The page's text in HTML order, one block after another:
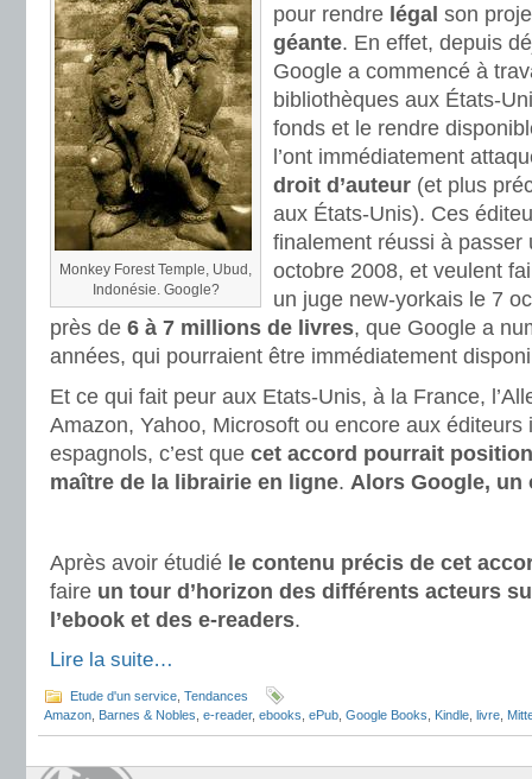
Monkey Forest Temple, Ubud,
Indonésie. Google?
pour rendre légal son
géante. En effet, depuis
Google a commencé à
bibliothèques aux États-
fonds et le rendre
l’ont immédiatement
droit d’auteur (et plus
aux États-Unis). Ces
finalement réussi à passer
octobre 2008, et veulent
un juge new-yorkais le 7
près de 6 à 7 millions de livres, que Google a
années, qui pourraient être immédiatement
Et ce qui fait peur aux Etats-Unis, à la France,
Amazon, Yahoo, Microsoft ou encore aux éditeurs
espagnols, c’est que cet accord pourrait
maître de la librairie en ligne. Alors Google, un
Après avoir étudié le contenu précis de cet
faire un tour d’horizon des différents acteurs
l’ebook et des e-readers.
Lire la suite…
Etude d'un service Tendances
Amazon Barnes & Nobles e-reader, ebooks ePub Google Books Kindle livre